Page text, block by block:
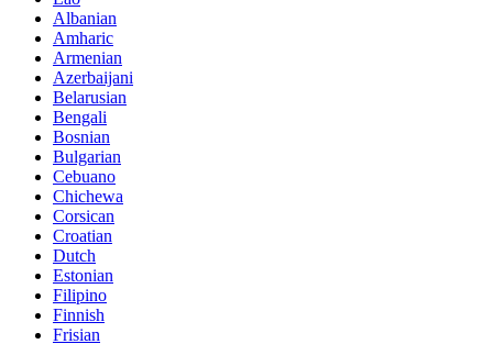
Albanian
Amharic
Armenian
Azerbaijani
Belarusian
Bengali
Bosnian
Bulgarian
Cebuano
Chichewa
Corsican
Croatian
Dutch
Estonian
Filipino
Finnish
Frisian